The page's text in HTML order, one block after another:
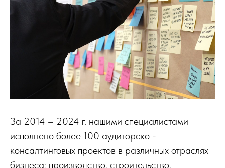
За 2014 – 2024 г. нашими специалистами
исполнено более 100 аудиторско -
консалтинговых проектов в различных отраслях
бизнеса: производство, строительство,